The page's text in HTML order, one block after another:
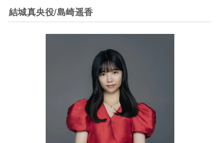
結城真央役/島崎遥香